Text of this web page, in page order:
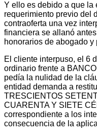
Y ello es debido a que la
requerimiento previo del
contraoferta una vez
financiera se allanó
honorarios de abogado
El cliente interpuso, el 6
ordinario frente a
pedía la nulidad de la
entidad demanda a
TRESCIENTOS
CUARENTA Y SIETE
correspondiente a los
consecuencia de la